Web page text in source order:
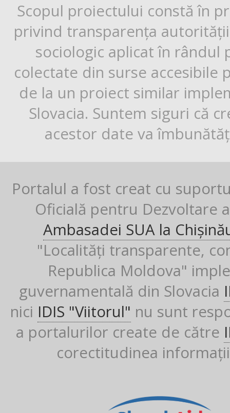
Scopul proiectului constă în
privind transparența
sociologic aplicat în rândul
colectate din surse
de la un proiect similar
Slovacia. Suntem siguri că
acestor date va
Portalul a fost creat cu
Oficială pentru Dezvoltare
Ambasadei SUA la
"Localități transparente,
Republica Moldova"
guvernamentală din Slovacia
nici IDIS "Viitorul" nu sunt
a portalurilor create de către
corectitudinea